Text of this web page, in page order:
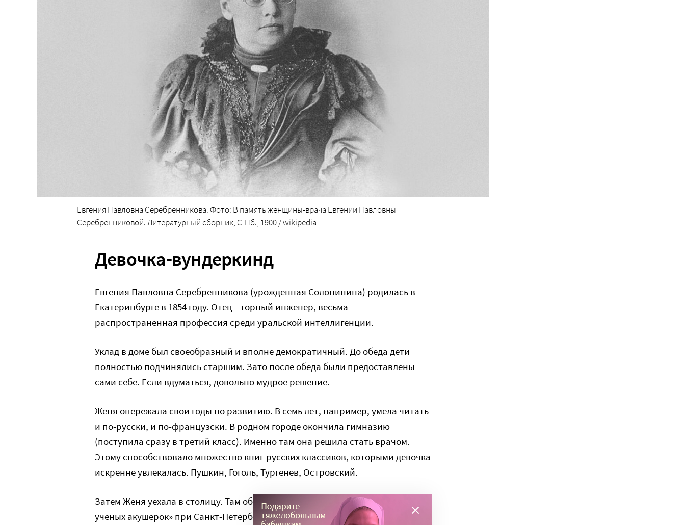
Евгения Павловна Серебренникова. Фото: В память женщины-врача Евгении Павловны
Серебренниковой. Литературный сборник, С-Пб., 1900 / wikipedia
Девочка-вундеркинд
Евгения Павловна Серебренникова (урожденная Солонинина) родилась в
Екатеринбурге в 1854 году. Отец – горный инженер, весьма
распространенная профессия среди уральской интеллигенции.
Уклад в доме был своеобразный и вполне демократичный. До обеда дети
полностью подчинялись старшим. Зато после обеда были предоставлены
сами себе. Если вдуматься, довольно мудрое решение.
Женя опережала свои годы по развитию. В семь лет, например, умела читать
и по-русски, и по-французски. В родном городе окончила гимназию
(поступила сразу в третий класс). Именно там она решила стать врачом.
Этому способствовало множество книг русских классиков, которыми девочка
искренне увлекалась. Пушкин, Гоголь, Тургенев, Островский.
Затем Женя уехала в столицу. Там обучалась на «Особых женских курсах для
ученых акушерок» при Санкт-Петербургской медико-хирургической